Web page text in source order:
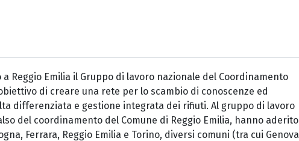
a Reggio Emilia il Gruppo di lavoro nazionale del Coordinamento
di creare una rete per lo scambio di conoscenze ed
differenziata e gestione integrata dei rifiuti. Al gruppo di lavoro
del coordinamento del Comune di Reggio Emilia, hanno aderito
Ferrara, Reggio Emilia e Torino, diversi comuni (tra cui Genova